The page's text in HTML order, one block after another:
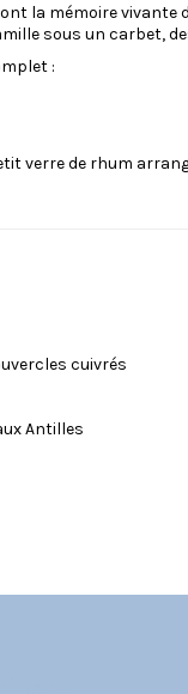
la mémoire vivante
sous un carbet,
:
verre de rhum
cuivrés
Antilles